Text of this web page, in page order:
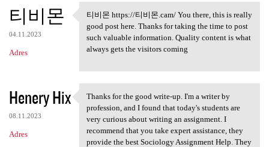
티비몬
04.11.2023
Adres
티비몬 https://티비몬.cam/ You
티비몬 https://티비몬.cam/ You there, this is really
good post here. Thanks for taking the time to post
such valuable information. Quality content is what
always gets the visitors coming
Henery Hix
08.11.2023
Adres
Thanks for the good write-up.
Thanks for the good write-up. I'm a writer by
profession, and I found that today's students are
very curious about writing an assignment. I
recommend that you take expert assistance, they
provide the best Sociology Assignment Help. They